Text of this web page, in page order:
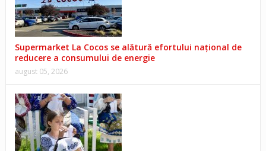
Supermarket La Cocos se alătură efortului național de
reducere a consumului de energie
august 05, 2026